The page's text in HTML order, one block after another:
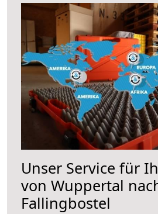
Unser Service für
von Wuppertal
Fallingbostel